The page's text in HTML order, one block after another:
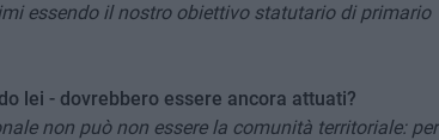
essendo il nostro obiettivo statutario di primario
lei - dovrebbero essere ancora attuati?
non può non essere la comunità territoriale: per